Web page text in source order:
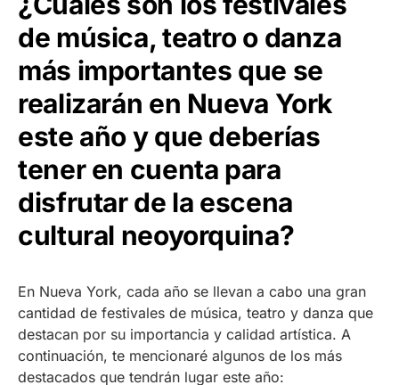
de música, teatro o danza
más importantes que se
realizarán en Nueva York
este año y que deberías
tener en cuenta para
disfrutar de la escena
cultural neoyorquina?
En Nueva York, cada año se llevan a cabo una gran
cantidad de festivales de música, teatro y danza que
destacan por su importancia y calidad artística. A
continuación, te mencionaré algunos de los más
destacados que tendrán lugar este año: